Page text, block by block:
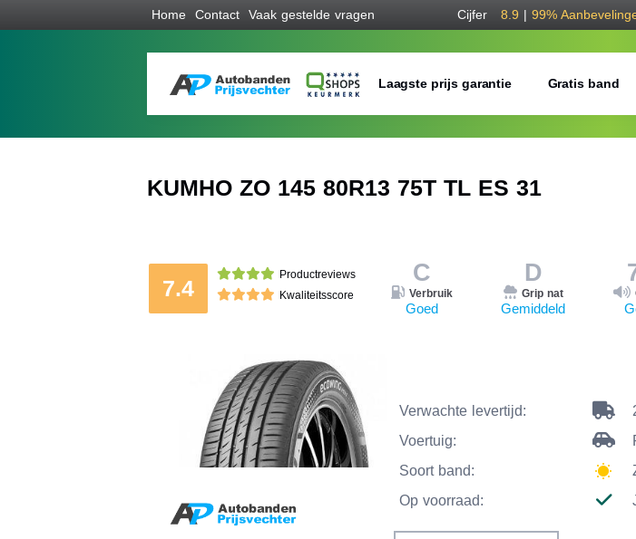
Home Contact Vaak gestelde vragen Cijfer 8.9 | 99%
Laagste prijs garantie Gratis band
KUMHO ZO 145 80R13 75T TL ES 31
7.4
Productreviews
Kwaliteitsscore
C
Verbruik
Goed
D
Grip nat
Gemiddeld
Verwachte levertijd:
Voertuig:
Soort band:
Op voorraad: